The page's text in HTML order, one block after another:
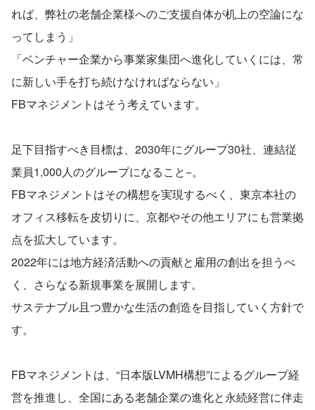
れば、弊社の老舗企業様へのご支援自体が机上の空論にな
ってしまう」
「ベンチャー企業から事業家集団へ進化していくには、常
に新しい手を打ち続けなければならない」
FBマネジメントはそう考えています。
足下目指すべき目標は、2030年にグループ30社、連結従
業員1,000人のグループになること−。
FBマネジメントはその構想を実現するべく、東京本社の
オフィス移転を皮切りに、京都やその他エリアにも営業拠
点を拡大しています。
2022年には地方経済活動への貢献と雇用の創出を担うべ
く、さらなる新規事業を展開します。
サステナブル且つ豊かな生活の創造を目指していく方針で
す。
FBマネジメントは、“日本版LVMH構想”によるグループ経
営を推進し、全国にある老舗企業の進化と永続経営に伴走